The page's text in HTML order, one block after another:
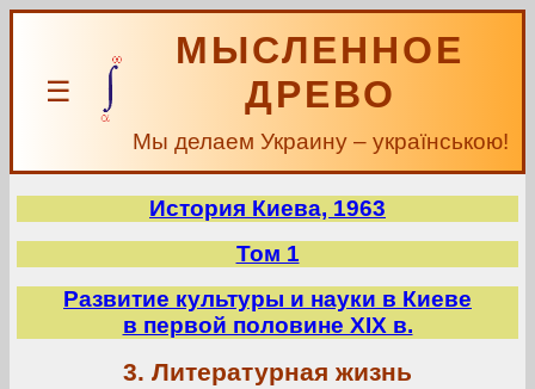
☰
МЫСЛЕННОЕ
ДРЕВО
Мы делаем Украину – українською!
История Киева, 1963
Том 1
Развитие культуры и науки в Киеве
в первой половине XIX в.
3. Литературная жизнь